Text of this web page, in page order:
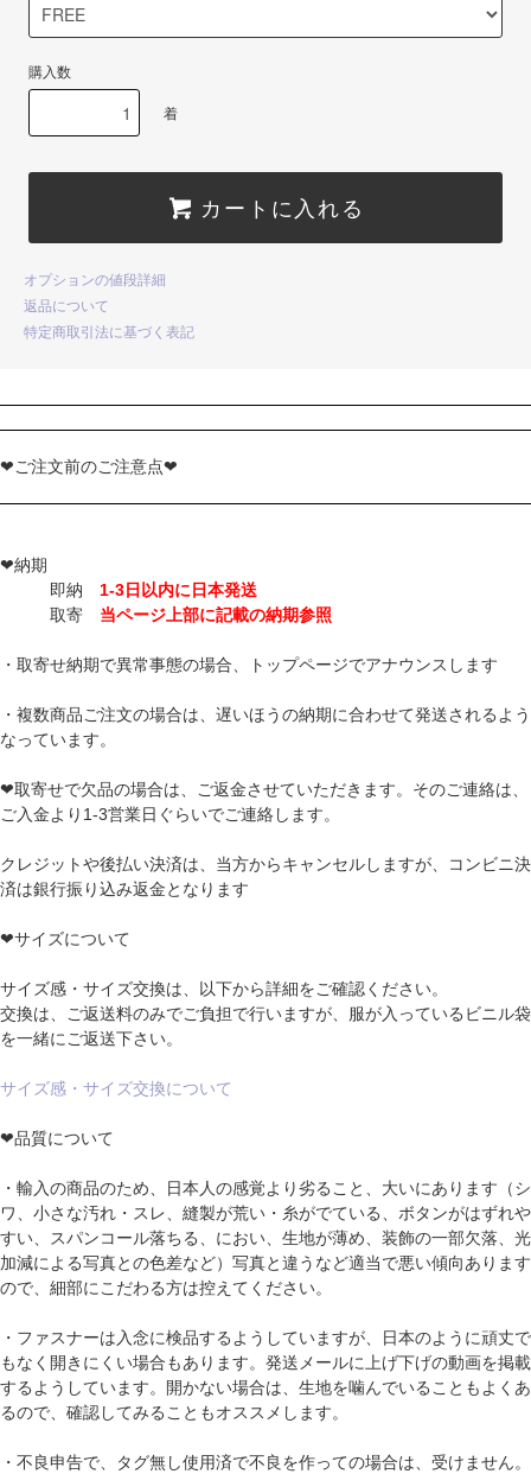
購入数
着
カートに入れる
オプションの値段詳細
返品について
特定商取引法に基づく表記
❤ご注文前のご注意点❤
❤納期
即納 1-3日以内に日本発送
取寄 当ページ上部に記載の納期参照
・取寄せ納期で異常事態の場合、トップページでアナウンスします
・複数商品ご注文の場合は、遅いほうの納期に合わせて発送されるよう
なっています。
❤取寄せで欠品の場合は、ご返金させていただきます。そのご連絡は、
ご入金より1-3営業日ぐらいでご連絡します。
クレジットや後払い決済は、当方からキャンセルしますが、コンビニ決
済は銀行振り込み返金となります
❤サイズについて
サイズ感・サイズ交換は、以下から詳細をご確認ください。
交換は、ご返送料のみでご負担で行いますが、服が入っているビニル袋
を一緒にご返送下さい。
サイズ感・サイズ交換について
❤品質について
・輸入の商品のため、日本人の感覚より劣ること、大いにあります（シ
ワ、小さな汚れ・スレ、縫製が荒い・糸がでている、ボタンがはずれや
すい、スパンコール落ちる、におい、生地が薄め、装飾の一部欠落、光
加減による写真との色差など）写真と違うなど適当で悪い傾向あります
ので、細部にこだわる方は控えてください。
・ファスナーは入念に検品するようしていますが、日本のように頑丈で
もなく開きにくい場合もあります。発送メールに上げ下げの動画を掲載
するようしています。開かない場合は、生地を噛んでいることもよくあ
るので、確認してみることもオススメします。
・不良申告で、タグ無し使用済で不良を作っての場合は、受けません。